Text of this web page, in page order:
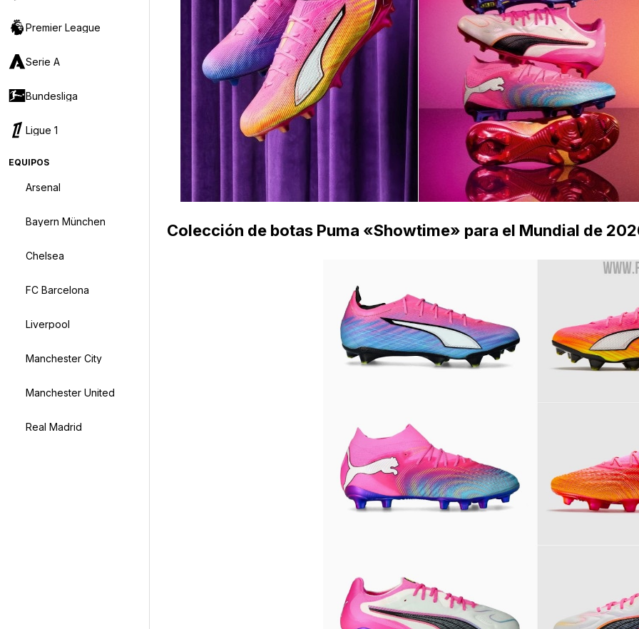
Premier League
Serie A
Bundesliga
Ligue 1
EQUIPOS
Arsenal
Bayern München
Chelsea
FC Barcelona
Liverpool
Manchester City
Manchester United
Real Madrid
Colección de botas Puma «Showtime» para el Mundial de